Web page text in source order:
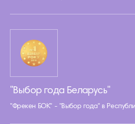
"Выбор года Беларусь"
"Фрекен БОК" - "Выбор года" в